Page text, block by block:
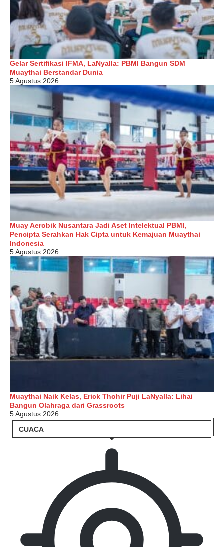
Gelar Sertifikasi IFMA, LaNyalla: PBMI Bangun SDM
Muaythai Berstandar Dunia
5 Agustus 2026
Muay Aerobik Nusantara Jadi Aset Intelektual PBMI,
Pencipta Serahkan Hak Cipta untuk Kemajuan Muaythai
Indonesia
5 Agustus 2026
Muaythai Naik Kelas, Erick Thohir Puji LaNyalla: Lihai
Bangun Olahraga dari Grassroots
5 Agustus 2026
CUACA